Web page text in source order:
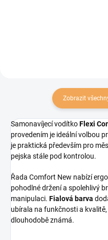
Zobrazit
Samonavíjecí vodítkoFlexi
provedením je ideální volbou
je praktická především pro
pejska stále pod kontrolou.
Řada Comfort New nabízí
pohodlné držení a spolehlivý
manipulaci. Fialová barva
ubírala na funkčnosti a
dlouhodobě známá.